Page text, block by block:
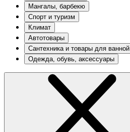
Мангалы, барбекю
Спорт и туризм
Климат
Автотовары
Сантехника и товары для ванной
Одежда, обувь, аксессуары